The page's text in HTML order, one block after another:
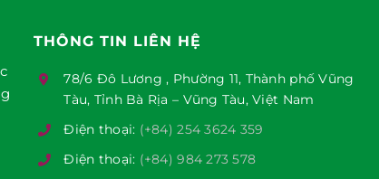
THÔNG TIN LIÊN HỆ
78/6 Đô Lương , Phường 11, Thành phố Vũng
Tàu, Tỉnh Bà Rịa – Vũng Tàu, Việt Nam
Điện thoại: (+84) 254 3624 359
Điện thoại: (+84) 984 273 578